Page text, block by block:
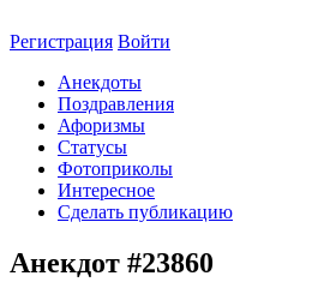
Регистрация Войти
Анекдоты
Поздравления
Афоризмы
Статусы
Фотоприколы
Интересное
Сделать публикацию
Анекдот #23860